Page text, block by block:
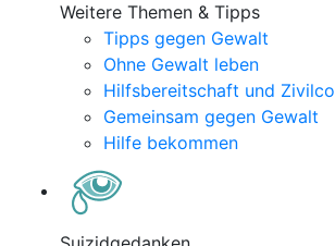
Weitere Themen & Tipps
Tipps gegen Gewalt
Ohne Gewalt leben
Hilfsbereitschaft und
Gemeinsam gegen Gewalt
Hilfe bekommen